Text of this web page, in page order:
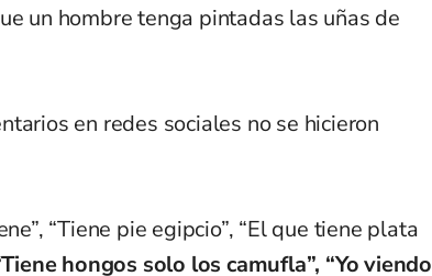
un hombre tenga pintadas las uñas de
en redes sociales no se hicieron
“Tiene pie egipcio”, “El que tiene plata
hongos solo los camufla”, “Yo viendo